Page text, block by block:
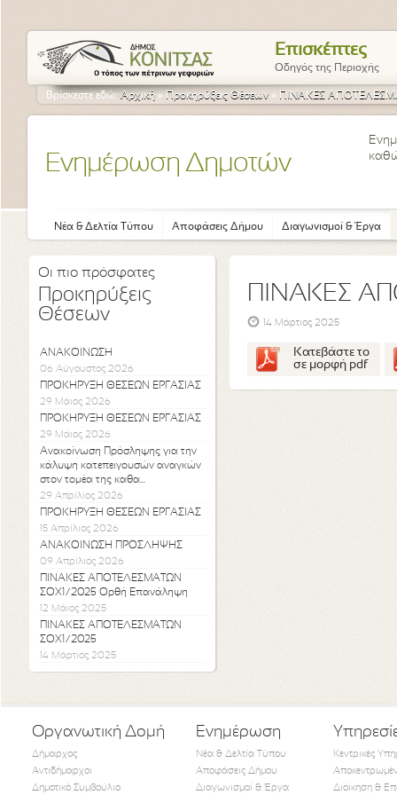
Επισκέπτες
Οδηγός της Περιοχής
Βρίσκεστε εδώ:Αρχική » Προκηρύξεις Θέσεων » ΠΙΝΑΚΕΣ
Ενημέρωση Δημοτών
Νέα & Δελτία Τύπου Αποφάσεις Δήμου Διαγωνισμοί & Έργα
Οι πιο πρόσφατες
Προκηρύξεις
Θέσεων
ΑΝΑΚΟΙΝΩΣΗ
06 Αύγουστος 2026
ΠΡΟΚΗΡΥΞΗ ΘΕΣΕΩΝ ΕΡΓΑΣΙΑΣ
29 Μάιος 2026
ΠΡΟΚΗΡΥΞΗ ΘΕΣΕΩΝ ΕΡΓΑΣΙΑΣ
29 Μάιος 2026
Ανακοίνωση Πρόσληψης για την
κάλυψη κατεπειγουσών αναγκών
στον τομέα της καθα...
29 Απρίλιος 2026
ΠΡΟΚΗΡΥΞΗ ΘΕΣΕΩΝ ΕΡΓΑΣΙΑΣ
15 Απρίλιος 2026
ΑΝΑΚΟΙΝΩΣΗ ΠΡΟΣΛΗΨΗΣ
09 Απρίλιος 2026
ΠΙΝΑΚΕΣ ΑΠΟΤΕΛΕΣΜΑΤΩΝ
ΣΟΧ1/2025 Ορθή Επανάληψη
12 Μάιος 2025
ΠΙΝΑΚΕΣ ΑΠΟΤΕΛΕΣΜΑΤΩΝ
ΣΟΧ1/2025
14 Μάρτιος 2025
ΠΙΝΑΚΕΣ
14 Μάρτιος 2025
Κατεβάστε το
σε μορφή pdf
Οργανωτική Δομή
Δήμαρχος
Αντιδήμαρχοι
Δημοτικό Συμβούλιο
Ενημέρωση
Νέα & Δελτία Τύπου
Αποφάσεις Δήμου
Διαγωνισμοί & Έργα
Κεντρικές
Διοίκηση &